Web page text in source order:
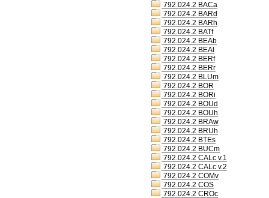
792.024.2 BACa
792.024.2 BARd
792.024.2 BARh
792.024.2 BATf
792.024.2 BEAb
792.024.2 BEAl
792.024.2 BERf
792.024.2 BERr
792.024.2 BLUm
792.024.2 BOR
792.024.2 BORi
792.024.2 BOUd
792.024.2 BOUh
792.024.2 BRAw
792.024.2 BRUh
792.024.2 BTEs
792.024.2 BUCm
792.024.2 CALc v.1
792.024.2 CALc v.2
792.024.2 COMv
792.024.2 COS
792.024.2 CROc